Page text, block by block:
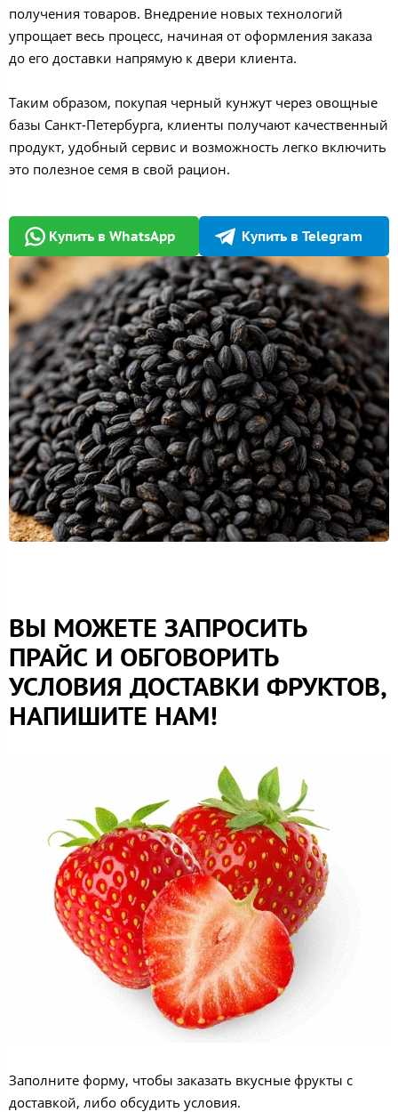
получения товаров. Внедрение новых технологий
упрощает весь процесс, начиная от оформления заказа
до его доставки напрямую к двери клиента.
Таким образом, покупая черный кунжут через овощные
базы Санкт-Петербурга, клиенты получают качественный
продукт, удобный сервис и возможность легко включить
это полезное семя в свой рацион.
Купить в WhatsApp Купить в Telegram
ВЫ МОЖЕТЕ ЗАПРОСИТЬ
ПРАЙС И ОБГОВОРИТЬ
УСЛОВИЯ ДОСТАВКИ ФРУКТОВ,
НАПИШИТЕ НАМ!
Заполните форму, чтобы заказать вкусные фрукты с
доставкой, либо обсудить условия.